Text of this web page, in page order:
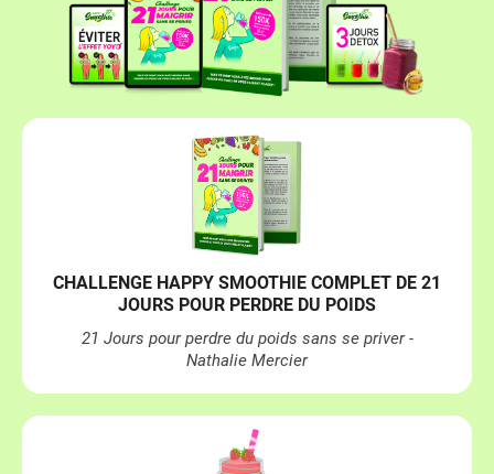
CHALLENGE HAPPY SMOOTHIE COMPLET DE 21
JOURS POUR PERDRE DU POIDS
21 Jours pour perdre du poids sans se priver -
Nathalie Mercier